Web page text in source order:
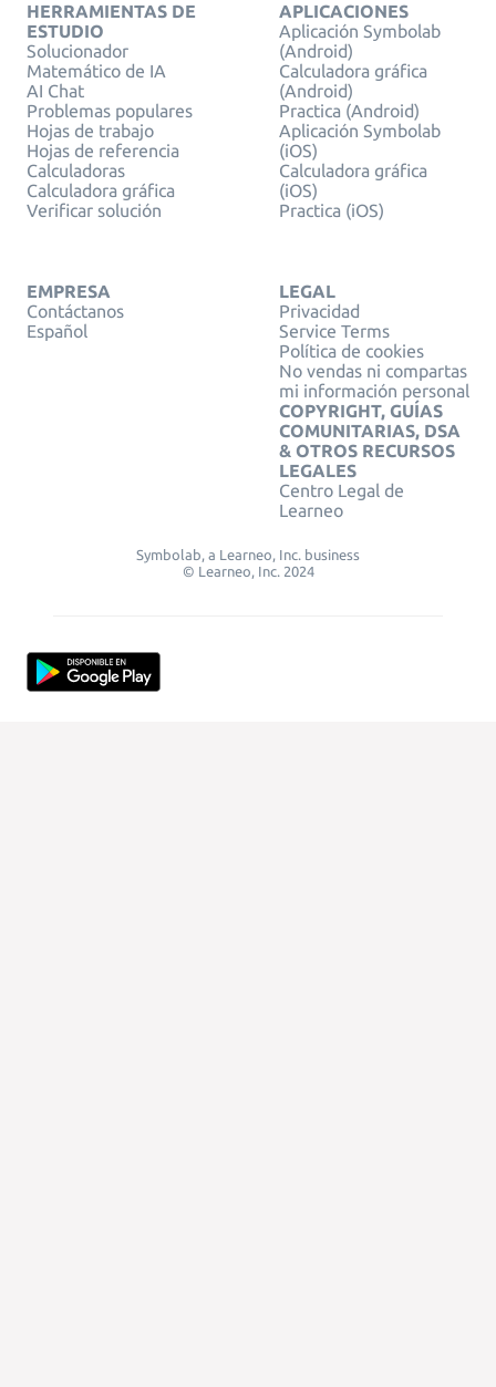
HERRAMIENTAS DE
ESTUDIO
Solucionador
Matemático de IA
AI Chat
Problemas populares
Hojas de trabajo
Hojas de referencia
Calculadoras
Calculadora gráfica
Verificar solución
APLICACIONES
Aplicación Symbolab
(Android)
Calculadora gráfica
(Android)
Practica (Android)
Aplicación Symbolab
(iOS)
Calculadora gráfica
(iOS)
Practica (iOS)
EMPRESA
Contáctanos
Español
LEGAL
Privacidad
Service Terms
Política de cookies
No vendas ni compartas
mi información personal
COPYRIGHT, GUÍAS
COMUNITARIAS, DSA
& OTROS RECURSOS
LEGALES
Centro Legal de
Learneo
Symbolab, a Learneo, Inc. business
© Learneo, Inc. 2024